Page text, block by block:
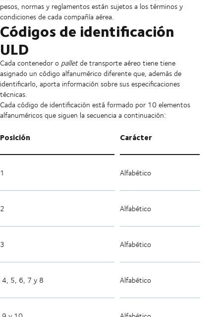
pesos, normas y reglamentos están sujetos a los términos y
condiciones de cada compañía aérea.
Códigos de identificación
ULD
Cada contenedor o palletde transporte aéreo tiene tiene
asignado un código alfanumérico diferente que, además de
identificarlo, aporta información sobre sus especificaciones
técnicas.
Cada código de identificación está formado por 10 elementos
alfanuméricos que siguen la secuencia a continuación:
Posición Carácter
1 Alfabético
2 Alfabético
3 Alfabético
4, 5, 6, 7 y 8 Alfabético